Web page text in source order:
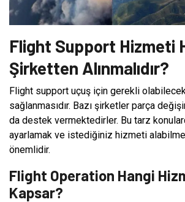
Flight Support Hizmeti
Şirketten Alınmalıdır?
Flight support uçuş için gerekli
sağlanmasıdır. Bazı şirketler parça
da destek vermektedirler. Bu tarz
ayarlamak ve istediğiniz hizmeti
önemlidir.
Flight Operation Hangi
Kapsar?